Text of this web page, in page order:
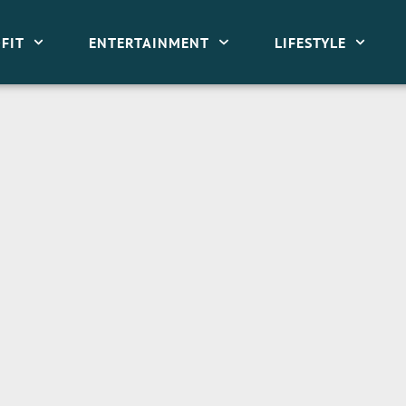
ENTERTAINMENT LIFESTYLE